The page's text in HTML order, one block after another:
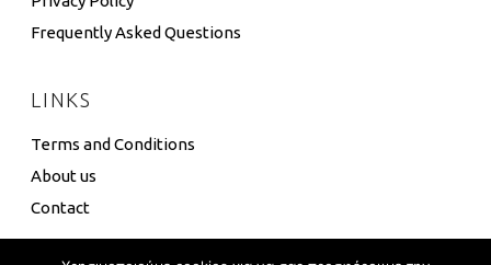
Frequently Asked Questions
LINKS
Terms and Conditions
About us
Contact